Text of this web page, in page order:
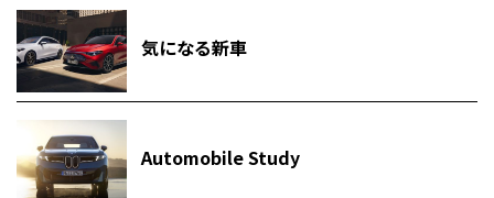
気になる新車
Automobile Study